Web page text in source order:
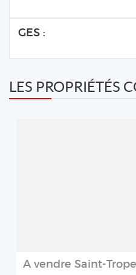
GES :
LES PROPRIÉTÉS